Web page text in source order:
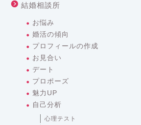
結婚相談所
お悩み
婚活の傾向
プロフィールの作成
お見合い
デート
プロポーズ
魅力UP
自己分析
心理テスト